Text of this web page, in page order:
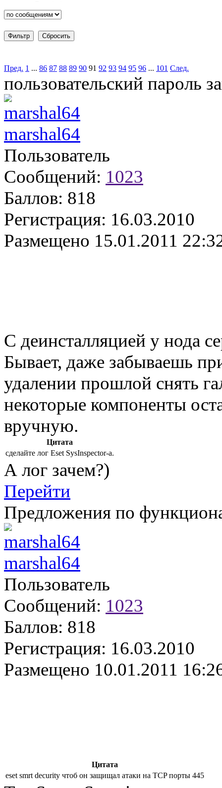
Пред. 1 ... 86 87 88 89 90 91 92 93 94 95 96 ... 101 След.
пользовательский пароль
marshal64
Пользователь
Сообщений: 1023
Баллов: 818
Регистрация: 16.03.2010
Размещено 15.01.2011
С деинсталляцией у нода
Бывает, даже забываешь
удалении прошлой снять
некоторые компоненты
вручную.
Цитата
сделайте лог Eset SysInspector-а.
А лог зачем?)
Перейти
Предложения по
marshal64
Пользователь
Сообщений: 1023
Баллов: 818
Регистрация: 16.03.2010
Размещено 10.01.2011
Цитата
eset smrt decurity чтоб он защищал атаки на TCP порты 445